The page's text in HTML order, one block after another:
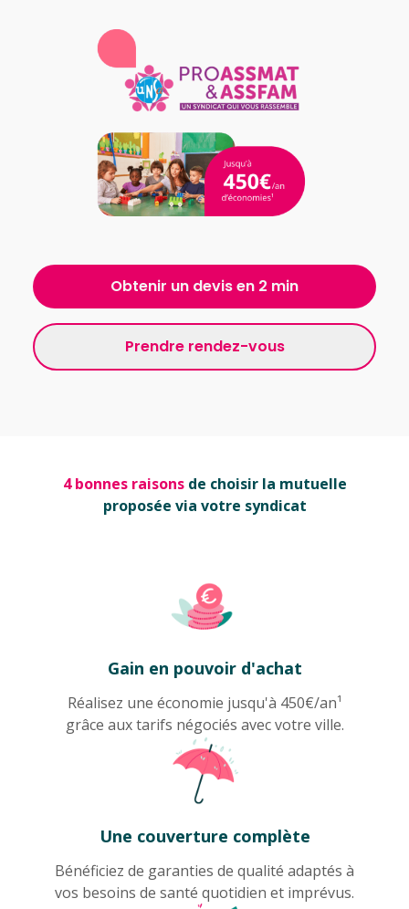
Obtenir un devis en 2 min
Prendre rendez-vous
4 bonnes raisonsde choisir la mutuelle
proposée via votre syndicat
Gain en pouvoir d'achat
Réalisez une économie jusqu'à 450€/an¹
grâce aux tarifs négociés avec votre ville.
Une couverture complète
Bénéficiez de garanties de qualité adaptés à
vos besoins de santé quotidien et imprévus.